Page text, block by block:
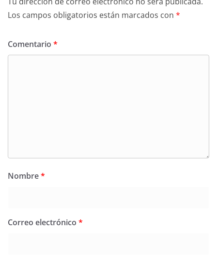
Los campos obligatorios están marcados con *
Comentario *
Nombre*
Correo electrónico *